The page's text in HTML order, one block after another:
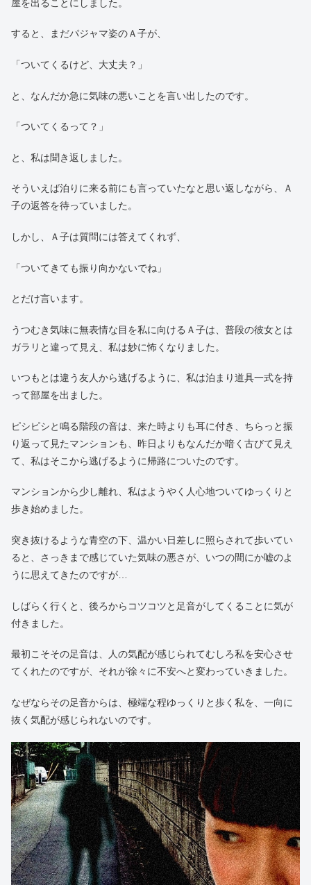
屋を出ることにしました。
すると、まだパジャマ姿のＡ子が、
「ついてくるけど、大丈夫？」
と、なんだか急に気味の悪いことを言い出したのです。
「ついてくるって？」
と、私は聞き返しました。
そういえば泊りに来る前にも言っていたなと思い返しながら、Ａ
子の返答を待っていました。
しかし、Ａ子は質問には答えてくれず、
「ついてきても振り向かないでね」
とだけ言います。
うつむき気味に無表情な目を私に向けるＡ子は、普段の彼女とは
ガラリと違って見え、私は妙に怖くなりました。
いつもとは違う友人から逃げるように、私は泊まり道具一式を持
って部屋を出ました。
ピシピシと鳴る階段の音は、来た時よりも耳に付き、ちらっと振
り返って見たマンションも、昨日よりもなんだか暗く古びて見え
て、私はそこから逃げるように帰路についたのです。
マンションから少し離れ、私はようやく人心地ついてゆっくりと
歩き始めました。
突き抜けるような青空の下、温かい日差しに照らされて歩いてい
ると、さっきまで感じていた気味の悪さが、いつの間にか嘘のよ
うに思えてきたのですが…
しばらく行くと、後ろからコツコツと足音がしてくることに気が
付きました。
最初こそその足音は、人の気配が感じられてむしろ私を安心させ
てくれたのですが、それが徐々に不安へと変わっていきました。
なぜならその足音からは、極端な程ゆっくりと歩く私を、一向に
抜く気配が感じられないのです。